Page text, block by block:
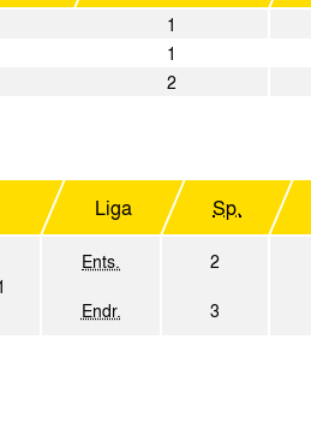
1
1
2
Liga Sp.
Ents. 2
Endr. 3